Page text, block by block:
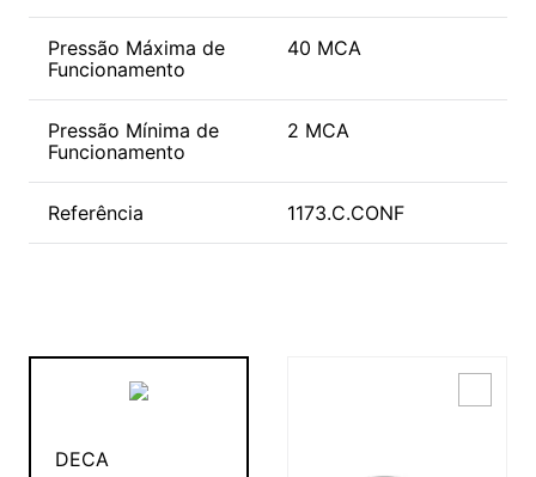
Pressão Máxima de
Funcionamento
40 MCA
Pressão Mínima de
Funcionamento
2 MCA
Referência 1173.C.CONF
DECA